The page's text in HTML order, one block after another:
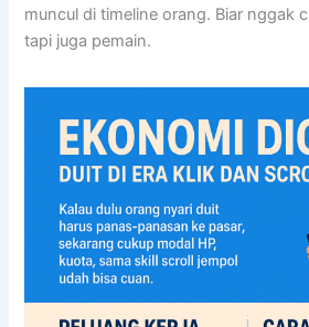
muncul di timeline orang. Biar nggak
tapi juga pemain.